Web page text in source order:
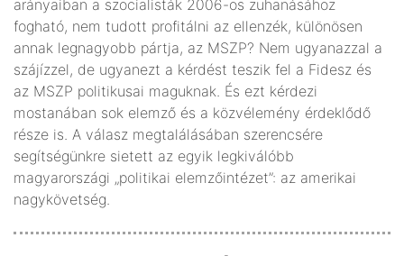
arányaiban a szocialisták 2006-os zuhanásához
fogható, nem tudott profitálni az ellenzék, különösen
annak legnagyobb pártja, az MSZP? Nem ugyanazzal a
szájízzel, de ugyanezt a kérdést teszik fel a Fidesz és
az MSZP politikusai maguknak. És ezt kérdezi
mostanában sok elemző és a közvélemény érdeklődő
része is. A válasz megtalálásában szerencsére
segítségünkre sietett az egyik legkiválóbb
magyarországi „politikai elemzőintézet”: az amerikai
nagykövetség.